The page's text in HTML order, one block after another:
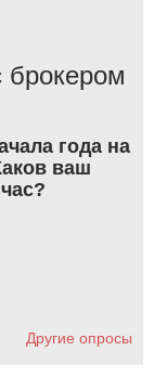
брокером
года на
ваш
Другие опросы